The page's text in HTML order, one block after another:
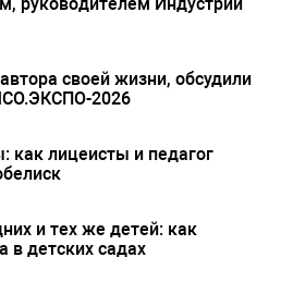
своей жизни, обсудили
2026
как лицеисты и педагог
и тех же детей: как
в детских садах